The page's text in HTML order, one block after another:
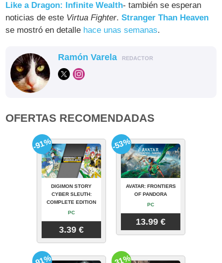
Like a Dragon: Infinite Wealth- también se esperan
noticias de este Virtua Fighter.Stranger Than Heaven
se mostró en detalle hace unas semanas.
Ramón Varela REDACTOR
OFERTAS RECOMENDADAS
DIGIMON STORY
CYBER SLEUTH:
COMPLETE EDITION
PC
3.39 €
-91%
AVATAR: FRONTIERS
OF PANDORA
PC
13.99 €
-53%